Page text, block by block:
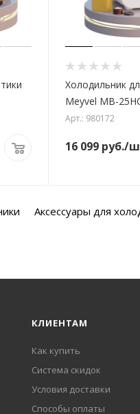
Холодильник
Meyvel MB-
Арт.: 980172
16 099 руб./
Аксессуары для
КЛИЕНТАМ
Как купить
Система скидок
Условия доставки
Способы оплаты